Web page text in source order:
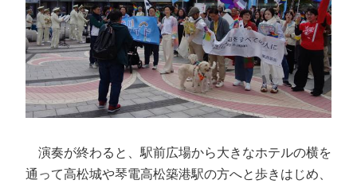
演奏が終わると、駅前広場から大きなホテルの横を
通って高松城や琴電高松築港駅の方へと歩きはじめ、